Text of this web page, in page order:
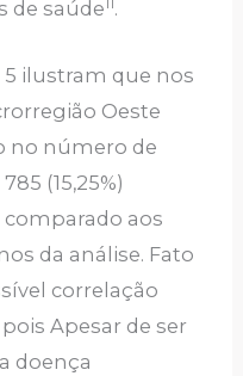
de saúde .
5 ilustram que nos
Oeste
no número de
(15,25%)
aos
da análise. Fato
correlação
Apesar de ser
doença